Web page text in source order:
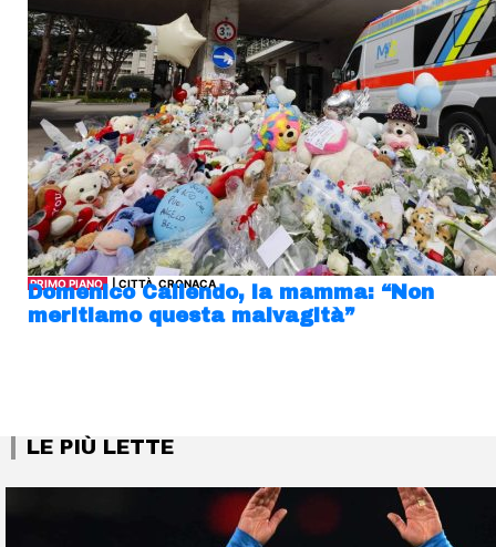
PRIMO PIANO| CITTÀ, CRONACA
Domenico Caliendo, la mamma: “Non
meritiamo questa malvagità”
LE PIÙ LETTE